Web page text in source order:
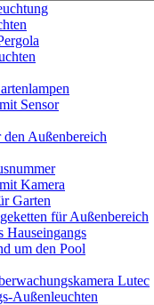
Sensor
Außenbereich
Kamera
Garten
für Außenbereich
Hauseingangs
um den Pool
Lutec
Außenleuchten